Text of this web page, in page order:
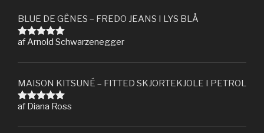
BLUE DE GÊNES – FREDO JEANS I LYS BLÅ
Vurderet5
af Arnold Schwarzenegger
MAISON KITSUNÉ – FITTED SKJORTEKJOLE I PETROL
Vurderet 5
af Diana Ross